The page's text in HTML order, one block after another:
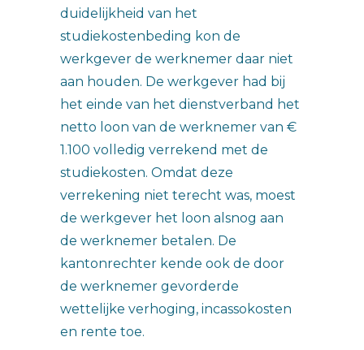
duidelijkheid van het
studiekostenbeding kon de
werkgever de werknemer daar niet
aan houden. De werkgever had bij
het einde van het dienstverband het
netto loon van de werknemer van €
1.100 volledig verrekend met de
studiekosten. Omdat deze
verrekening niet terecht was, moest
de werkgever het loon alsnog aan
de werknemer betalen. De
kantonrechter kende ook de door
de werknemer gevorderde
wettelijke verhoging, incassokosten
en rente toe.